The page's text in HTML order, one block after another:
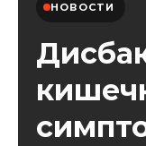
НОВОСТИ